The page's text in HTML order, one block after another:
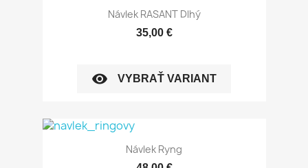
Návlek RASANT Dlhý
35,00 €
visibility VYBRAŤ VARIANT
Návlek Ryng